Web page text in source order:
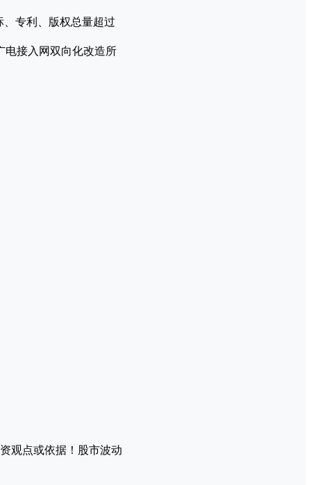
专利、版权总量超过
电接入网双向化改造所
观点或依据！股市波动